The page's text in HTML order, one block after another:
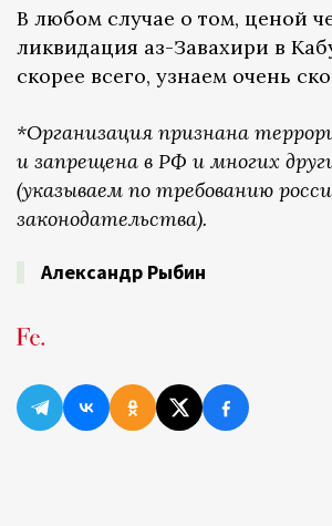
В любом случае о том, ценой
ликвидация аз-Завахири в
скорее всего, узнаем очень
*Организация признана
и запрещена в РФ и многих
(указываем по требованию
законодательства).
Александр Рыбин